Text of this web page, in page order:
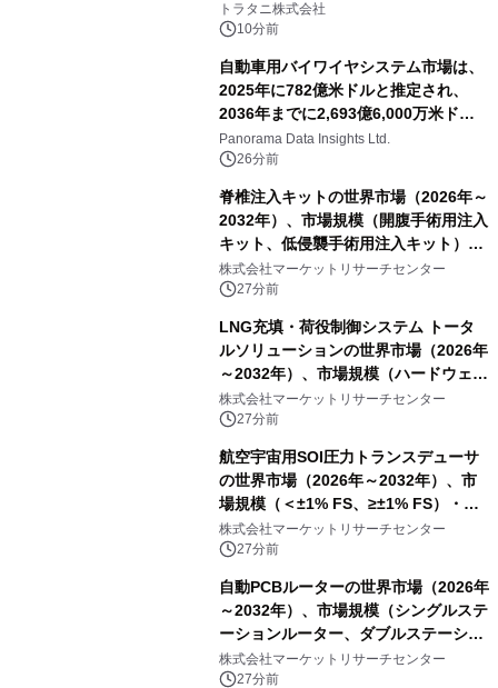
トラタニ株式会社
10分前
自動車用バイワイヤシステム市場は、
2025年に782億米ドルと推定され、
2036年までに2,693億6,000万米ドル
に達すると予測されており、予測期間
（2026年～2036年）
Panorama Data Insights Ltd.
26分前
脊椎注入キットの世界市場（2026年～
2032年）、市場規模（開腹手術用注入
キット、低侵襲手術用注入キット）・
分析レポートを発表
株式会社マーケットリサーチセンター
27分前
LNG充填・荷役制御システム トータ
ルソリューションの世界市場（2026年
～2032年）、市場規模（ハードウェ
ア、ソフトウェア、サービス）・分析
レポートを発表
株式会社マーケットリサーチセンター
27分前
航空宇宙用SOI圧力トランスデューサ
の世界市場（2026年～2032年）、市
場規模（＜±1% FS、≥±1% FS）・分
析レポートを発表
株式会社マーケットリサーチセンター
27分前
自動PCBルーターの世界市場（2026年
～2032年）、市場規模（シングルステ
ーションルーター、ダブルステーショ
ンルーター）・分析レポートを発表
株式会社マーケットリサーチセンター
27分前